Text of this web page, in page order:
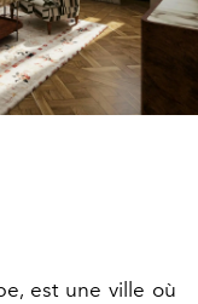
est une ville où